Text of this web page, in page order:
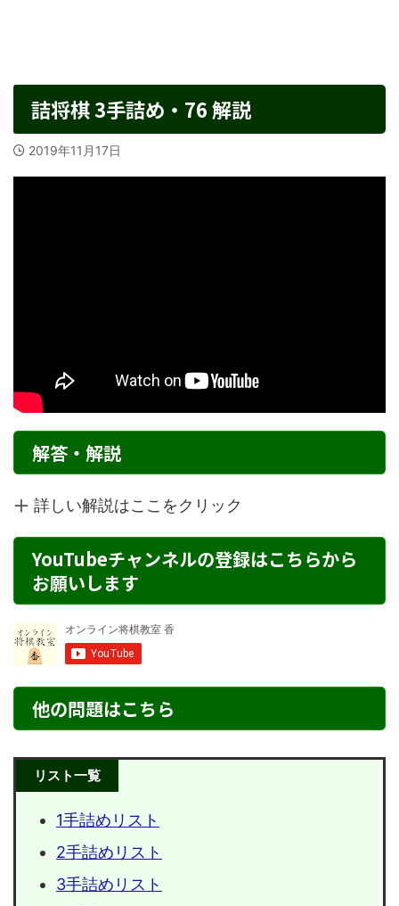
詰将棋 3手詰め・76 解説
2019年11月17日
解答・解説
詳しい解説はここをクリック
YouTubeチャンネルの登録はこちらから
お願いします
他の問題はこちら
リスト一覧
1手詰めリスト
2手詰めリスト
3手詰めリスト